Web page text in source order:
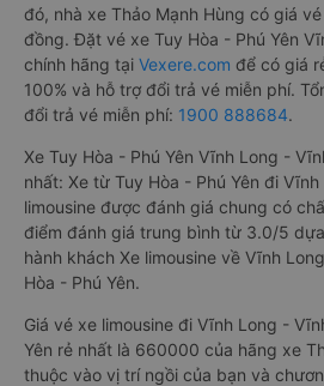
đó, nhà xe Thảo Mạnh Hùng có giá
đồng. Đặt vé xe Tuy Hòa - Phú Yên
chính hãng tại Vexere.com để có giá
100% và hỗ trợ đổi trả vé miễn phí.
đổi trả vé miễn phí: 1900 888684.
Xe Tuy Hòa - Phú Yên Vĩnh Long -
nhất: Xe từ Tuy Hòa - Phú Yên đi
limousine được đánh giá chung có
điểm đánh giá trung bình từ 3.0/5
hành khách Xe limousine về Vĩnh
Hòa - Phú Yên.
Giá vé xe limousine đi Vĩnh Long -
Yên rẻ nhất là 660000 của hãng xe
thuộc vào vị trí ngồi của bạn và